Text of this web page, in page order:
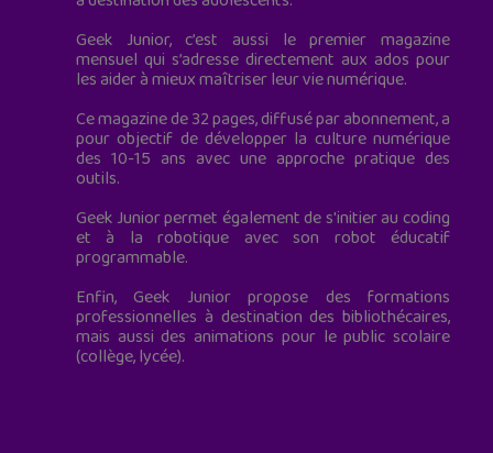
Geek Junior, c’est aussi le premier magazine
mensuel qui s’adresse directement aux ados pour
les aider à mieux maîtriser leur vie numérique.
Ce magazine de 32 pages, diffusé par abonnement, a
pour objectif de développer la culture numérique
des 10-15 ans avec une approche pratique des
outils.
Geek Junior permet également de s'initier au coding
et à la robotique avec son robot éducatif
programmable.
Enfin, Geek Junior propose des formations
professionnelles à destination des bibliothécaires,
mais aussi des animations pour le public scolaire
(collège, lycée).